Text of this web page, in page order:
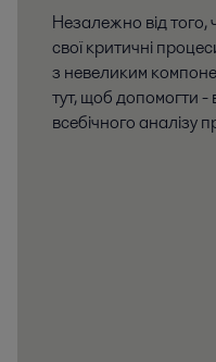
Незалежно від того,
свої критичні
з невеликим
тут, щоб допомогти -
всебічного аналізу